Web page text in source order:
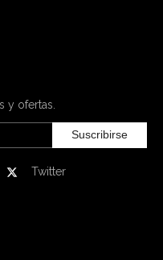
y ofertas.
Suscribirse
Twitter